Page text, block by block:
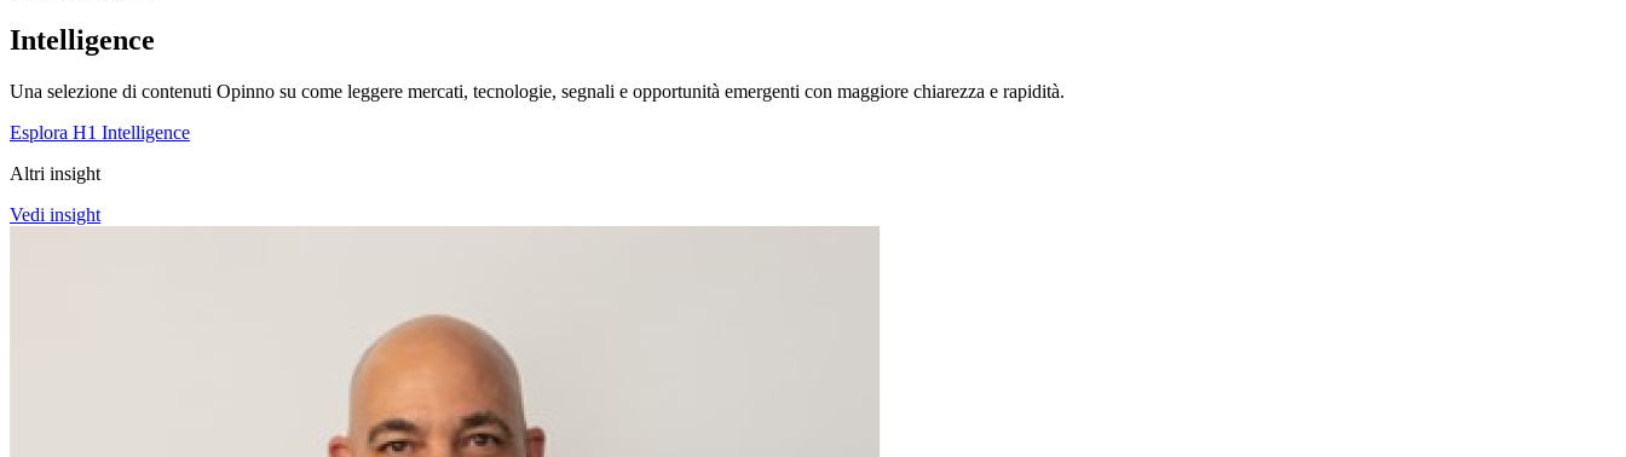
Intelligence
Una selezione di contenuti Opinno su come leggere mercati, tecnologie, segnali e opportunità emergenti con maggiore chiarezza e rapidità.
Esplora H1 Intelligence
Altri insight
Vedi insight